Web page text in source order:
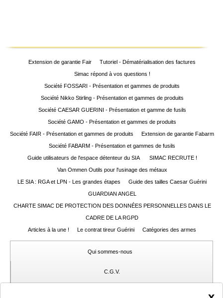
Montages
‣
Marques
Points
Garantie
Fair
Extension de garantie Fair
Tutoriel - Dématérialisation des factures
Simac répond à vos questions !
Société FOSSARI - Présentation et gammes de produits
Société Nikko Stirling - Présentation et gammes de produits
Société CAESAR GUERINI - Présentation et gamme de fusils
Société GAMO - Présentation et gammes de produits
Société FAIR - Présentation et gammes de produits
Extension de garantie Fabarm
Société FABARM - Présentation et gammes de fusils
Guide utilisateurs de l'espace détenteur du SIA
SIMAC RECRUTE !
Van Ommen Outils pour l'usinage des métaux
LE SIA : RGA et LPN - Les grandes étapes
Guide des tailles Caesar Guérini
GUARDIAN ANGEL
CHARTE SIMAC DE PROTECTION DES DONNÉES PERSONNELLES DANS LE
CADRE DE LA RGPD
Articles à la une !
Le contrat tireur Guérini Catégories des armes
Qui sommes-nous
C.G.V.